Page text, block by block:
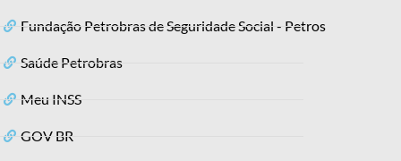
Fundação Petrobras de Seguridade Social - Petros
Saúde Petrobras
Meu INSS
GOV BR